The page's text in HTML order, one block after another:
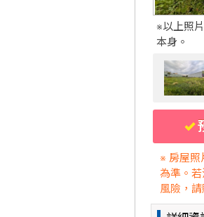
※以上照
本身。
※ 房屋照
為準。
風險，